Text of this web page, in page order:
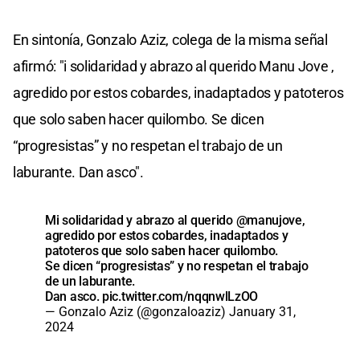
En sintonía, Gonzalo Aziz, colega de la misma señal
afirmó: "i solidaridad y abrazo al querido Manu Jove ,
agredido por estos cobardes, inadaptados y patoteros
que solo saben hacer quilombo. Se dicen
“progresistas” y no respetan el trabajo de un
laburante. Dan asco".
Mi solidaridad y abrazo al querido @manujove,
agredido por estos cobardes, inadaptados y
patoteros que solo saben hacer quilombo.
Se dicen “progresistas” y no respetan el trabajo
de un laburante.
Dan asco. pic.twitter.com/nqqnwlLzOO
— Gonzalo Aziz (@gonzaloaziz) January 31,
2024